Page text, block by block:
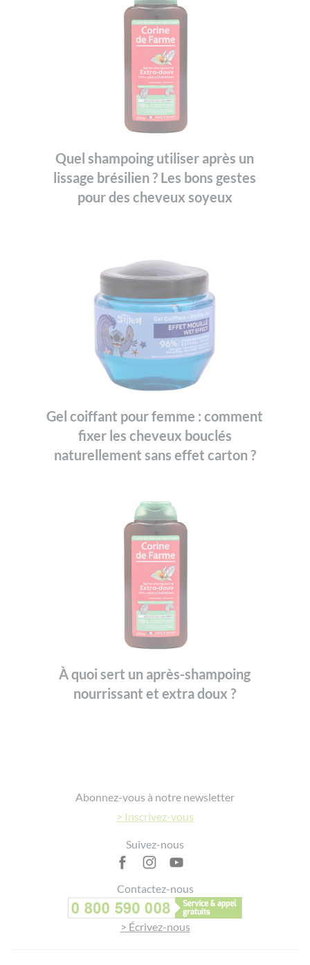
Quel shampoing utiliser après un
lissage brésilien ? Les bons gestes
pour des cheveux soyeux
Gel coiffant pour femme : comment
fixer les cheveux bouclés
naturellement sans effet carton ?
À quoi sert un après-shampoing
nourrissant et extra doux ?
Abonnez-vous à notre newsletter
> Inscrivez-vous
Suivez-nous
Contactez-nous
> Écrivez-nous